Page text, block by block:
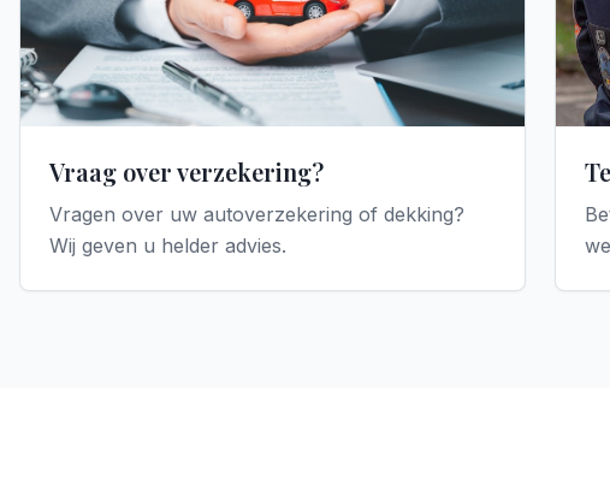
Vraag over verzekering?
Vragen over uw autoverzekering of dekking?
Wij geven u helder advies.